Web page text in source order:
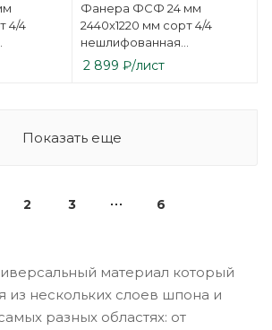
4/4
Фанера ФСФ 24 мм
2440х1220 мм сорт 4/4
нешлифованная
березовая
2 899 ₽/лист
Показать еще
2 3 6
материал который
из нескольких слоев шпона и
разных областях: от